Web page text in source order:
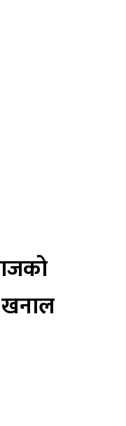
आजको
खनाल